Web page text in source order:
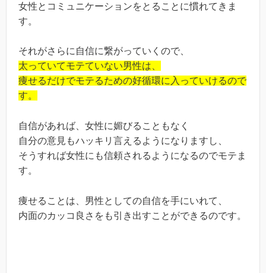
女性とコミュニケーションをとることに慣れてきま
す。
それがさらに自信に繋がっていくので、
太っていてモテていない男性は、
痩せるだけでモテるための好循環に入っていけるので
す。
自信があれば、女性に媚びることもなく
自分の意見もハッキリ言えるようになりますし、
そうすれば女性にも信頼されるようになるのでモテま
す。
痩せることは、男性としての自信を手にいれて、
内面のカッコ良さをも引き出すことができるのです。